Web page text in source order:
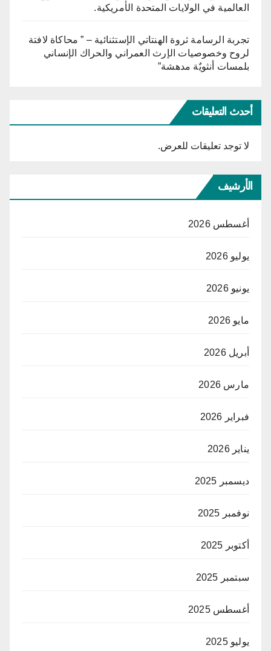
العالمية في الولايات المتحدة الأمريكية.
تجربة الرسامة ثروة الهنتاتي الإستثنائية – ” محاكاة لافتة
لروح وخصوصيات الإرث العمراني والحراك الإنساني
بلمسات أنثويٌة مدهشة”
أحدث التعليقات
لا توجد تعليقات للعرض.
الأرشيف
أغسطس 2026
يوليو 2026
يونيو 2026
مايو 2026
أبريل 2026
مارس 2026
فبراير 2026
يناير 2026
ديسمبر 2025
نوفمبر 2025
أكتوبر 2025
سبتمبر 2025
أغسطس 2025
يوليو 2025